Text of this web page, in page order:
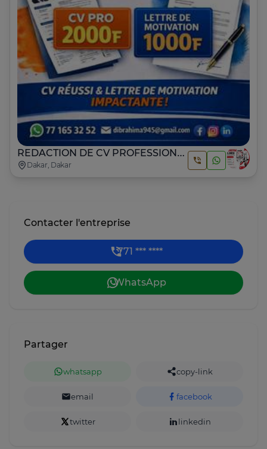
REDACTION DE CV PROFESSIONNEL ET LETTRE DE MOTIVATION.
Dakar, Dakar
Contacter l'entreprise
771 *** ****
WhatsApp
Partager
whatsapp copy-link
email facebook
twitter linkedin